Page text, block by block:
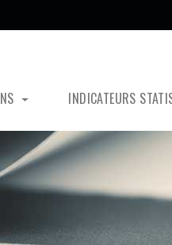
INDICATEURS